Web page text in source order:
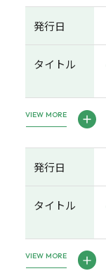
発行日
タイトル
VIEW MORE
発行日
タイトル
VIEW MORE